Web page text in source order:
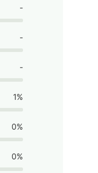
-
-
-
1%
0%
0%